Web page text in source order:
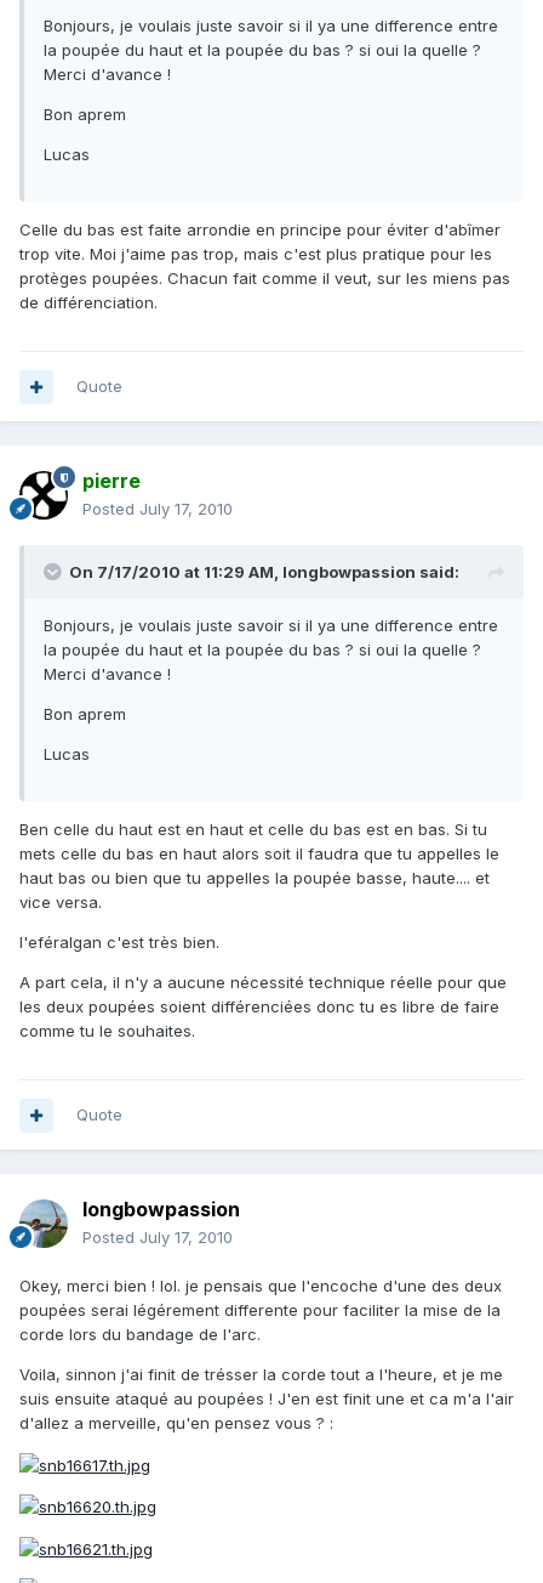
Bonjours, je voulais juste savoir si il ya une difference entre
la poupée du haut et la poupée du bas ? si oui la quelle ?
Merci d'avance !
Bon aprem
Lucas
Celle du bas est faite arrondie en principe pour éviter d'abîmer
trop vite. Moi j'aime pas trop, mais c'est plus pratique pour les
protèges poupées. Chacun fait comme il veut, sur les miens pas
de différenciation.
Quote
pierre
Posted July 17, 2010
On 7/17/2010 at 11:29 AM, longbowpassion said:
Bonjours, je voulais juste savoir si il ya une difference entre
la poupée du haut et la poupée du bas ? si oui la quelle ?
Merci d'avance !
Bon aprem
Lucas
Ben celle du haut est en haut et celle du bas est en bas. Si tu
mets celle du bas en haut alors soit il faudra que tu appelles le
haut bas ou bien que tu appelles la poupée basse, haute.... et
vice versa.
l'eféralgan c'est très bien.
A part cela, il n'y a aucune nécessité technique réelle pour que
les deux poupées soient différenciées donc tu es libre de faire
comme tu le souhaites.
Quote
longbowpassion
Posted July 17, 2010
Okey, merci bien ! lol. je pensais que l'encoche d'une des deux
poupées serai légérement differente pour faciliter la mise de la
corde lors du bandage de l'arc.
Voila, sinnon j'ai finit de trésser la corde tout a l'heure, et je me
suis ensuite ataqué au poupées ! J'en est finit une et ca m'a l'air
d'allez a merveille, qu'en pensez vous ? :